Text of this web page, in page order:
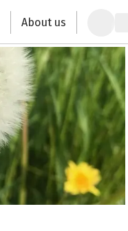
About us